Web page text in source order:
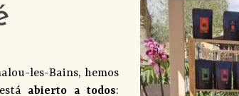
les-Bains, hemos
abierto a todos: